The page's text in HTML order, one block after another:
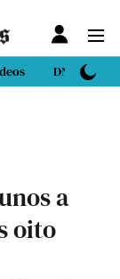
DN Sport
a
oito